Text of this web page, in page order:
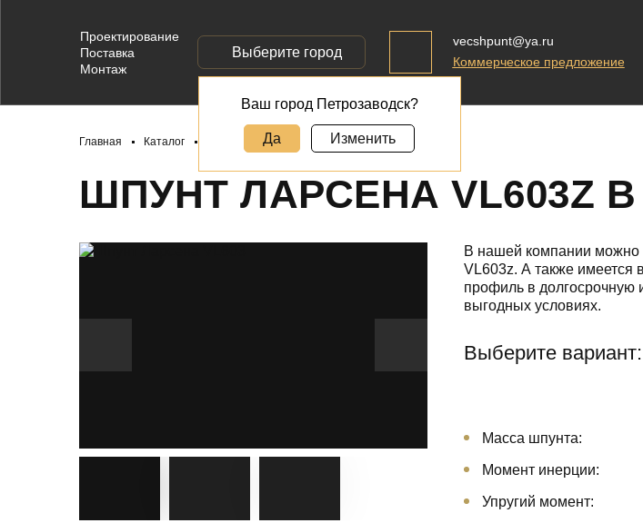
vecshpunt@ya.ru
Коммерческое предложение
Проектирование
Поставка
Монтаж
Выберите город
Ваш город Петрозаводск?
Да Изменить
Главная Каталог Шпунт Ларсена VL603Z
ШПУНТ ЛАРСЕНА VL603Z В
В нашей компании можно
VL603z. А также имеется
профиль в долгосрочную
выгодных условиях.
Выберите вариант:
Масса шпунта:
Момент инерции:
Упругий момент: